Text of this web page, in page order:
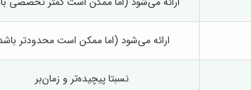
ارائه می‌شود (اما ممکن است محدودتر
نسبتا پیچیده‌تر و زمان‌بر